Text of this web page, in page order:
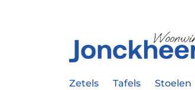
Zetels Tafels Stoelen